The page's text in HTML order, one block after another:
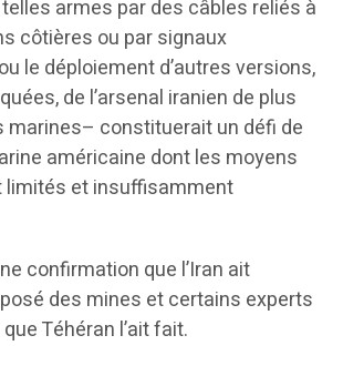
armes par des câbles reliés à
côtières ou par signaux
le déploiement d’autres versions,
de l’arsenal iranien de plus
marines– constituerait un défi de
américaine dont les moyens
limités et insuffisamment
confirmation que l’Iran ait
des mines et certains experts
Téhéran l’ait fait.